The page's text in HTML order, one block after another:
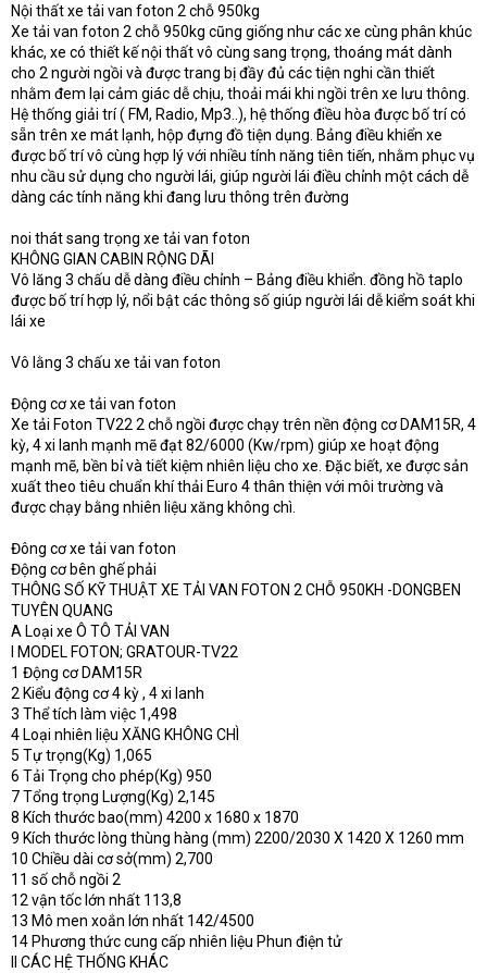
Nội thất xe tải van foton 2 chỗ 950kg
Xe tải van foton 2 chỗ 950kg cũng giống như các xe cùng phân khúc
khác, xe có thiết kế nội thất vô cùng sang trọng, thoáng mát dành
cho 2 người ngồi và được trang bị đầy đủ các tiện nghi cần thiết
nhằm đem lại cảm giác dễ chịu, thoải mái khi ngồi trên xe lưu thông.
Hệ thống giải trí ( FM, Radio, Mp3..), hệ thống điều hòa được bố trí có
sẵn trên xe mát lạnh, hộp đựng đồ tiện dụng. Bảng điều khiển xe
được bố trí vô cùng hợp lý với nhiều tính năng tiên tiến, nhằm phục vụ
nhu cầu sử dụng cho người lái, giúp người lái điều chỉnh một cách dễ
dàng các tính năng khi đang lưu thông trên đường
noi thát sang trọng xe tải van foton
KHÔNG GIAN CABIN RỘNG DÃI
Vô lăng 3 chấu dễ dàng điều chỉnh – Bảng điều khiển. đồng hồ taplo
được bố trí hợp lý, nổi bật các thông số giúp người lái dễ kiểm soát khi
lái xe
Vô lằng 3 chấu xe tải van foton
Động cơ xe tải van foton
Xe tải Foton TV22 2 chỗ ngồi được chạy trên nền động cơ DAM15R, 4
kỳ, 4 xi lanh mạnh mẽ đạt 82/6000 (Kw/rpm) giúp xe hoạt động
mạnh mẽ, bền bỉ và tiết kiệm nhiên liệu cho xe. Đặc biết, xe được sản
xuất theo tiêu chuẩn khí thải Euro 4 thân thiện với môi trường và
được chạy bằng nhiên liệu xăng không chì.
Đông cơ xe tải van foton
Động cơ bên ghế phải
THÔNG SỐ KỸ THUẬT XE TẢI VAN FOTON 2 CHỖ 950KH -DONGBEN
TUYÊN QUANG
A Loại xe Ô TÔ TẢI VAN
I MODEL FOTON; GRATOUR-TV22
1 Động cơ DAM15R
2 Kiểu động cơ 4 kỳ , 4 xi lanh
3 Thể tích làm việc 1,498
4 Loại nhiên liệu XĂNG KHÔNG CHÌ
5 Tự trọng(Kg) 1,065
6 Tải Trọng cho phép(Kg) 950
7 Tổng trọng Lượng(Kg) 2,145
8 Kích thước bao(mm) 4200 x 1680 x 1870
9 Kích thước lòng thùng hàng (mm) 2200/2030 X 1420 X 1260 mm
10 Chiều dài cơ sở(mm) 2,700
11 số chỗ ngồi 2
12 vận tốc lớn nhất 113,8
13 Mô men xoắn lớn nhất 142/4500
14 Phương thức cung cấp nhiên liệu Phun điện tử
II CÁC HỆ THỐNG KHÁC